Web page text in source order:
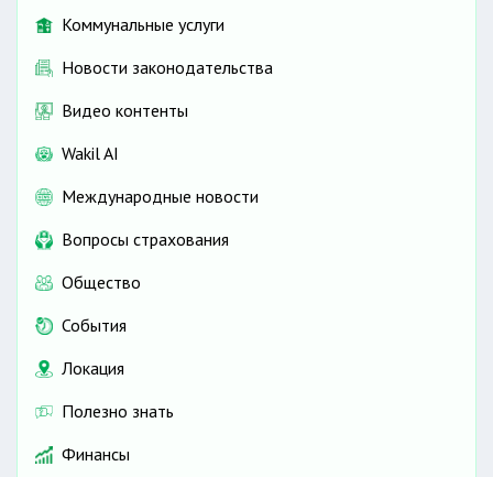
Коммунальные услуги
Новости законодательства
Видео контенты
Wakil AI
Международные новости
Вопросы страхования
Общество
События
Локация
Полезно знать
Финансы